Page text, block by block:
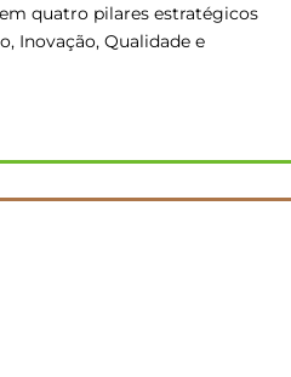
quatro pilares estratégicos
Inovação, Qualidade e